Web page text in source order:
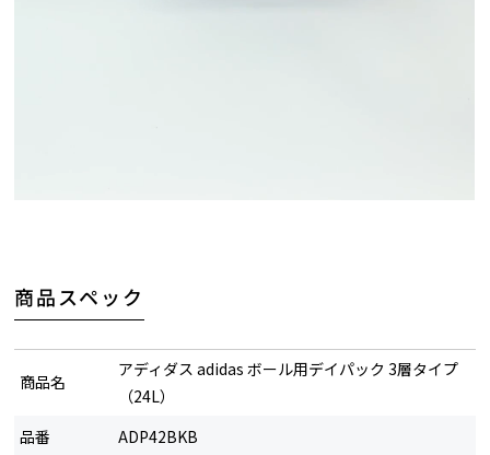
商品スペック
商品名
アディダス adidas ボール用デイパック 3層タイプ
（24L）
品番
ADP42BKB